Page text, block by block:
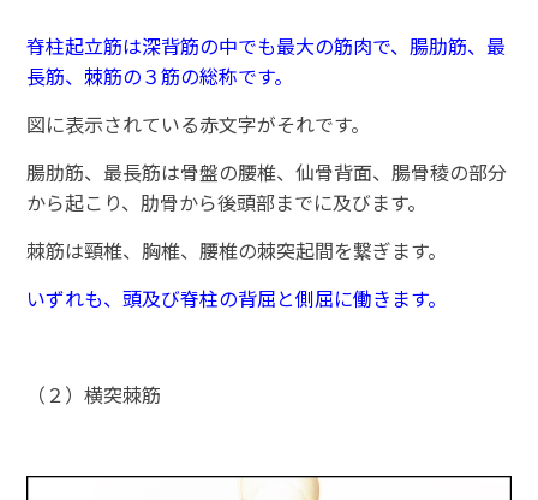
脊柱起立筋は深背筋の中でも最大の筋肉で、腸肋筋、最
長筋、棘筋の３筋の総称です。
図に表示されている赤文字がそれです。
腸肋筋、最長筋は骨盤の腰椎、仙骨背面、腸骨稜の部分
から起こり、肋骨から後頭部までに及びます。
棘筋は頸椎、胸椎、腰椎の棘突起間を繋ぎます。
いずれも、頭及び脊柱の背屈と側屈に働きます。
（２）横突棘筋